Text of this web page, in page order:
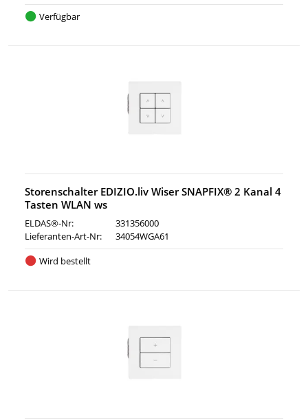
Verfügbar
Storenschalter EDIZIO.liv Wiser SNAPFIX® 2 Kanal 4
Tasten WLAN ws
ELDAS®-Nr:
331356000
Lieferanten-Art-Nr:
34054WGA61
Wird bestellt